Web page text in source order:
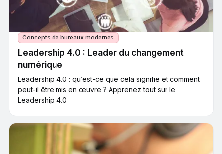
Concepts de bureaux modernes
Leadership 4.0 : Leader du changement
numérique
Leadership 4.0 : qu’est-ce que cela signifie et comment
peut-il être mis en œuvre ? Apprenez tout sur le
Leadership 4.0